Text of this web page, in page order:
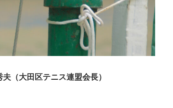
（大田区テニス連盟会長）